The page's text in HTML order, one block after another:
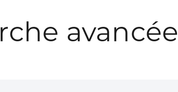
avancée